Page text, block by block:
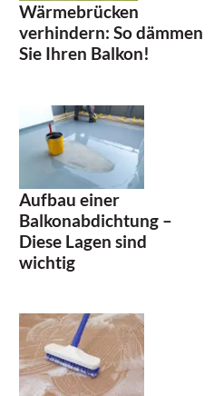
Wärmebrücken
verhindern: So dämmen
Sie Ihren Balkon!
Aufbau einer
Balkonabdichtung –
Diese Lagen sind
wichtig